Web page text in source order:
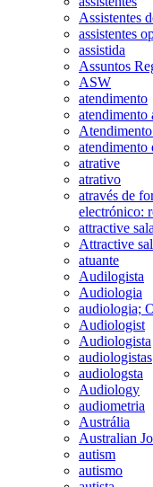
Assistentes
assistentes
assistida
Assuntos
ASW
atendimento
atrative
atrativo
através de
electrónico:
attractive
Attractive
atuante
Audilogista
Audiologia
audiologia;
Audiologist
Audiologista
audiologistas
audiologsta
Audiology
audiometria
Austrália
Australian
autism
autismo